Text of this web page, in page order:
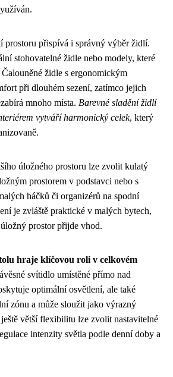
přispívá i správný výběr židlí.
stohovatelné židle nebo modely, které
židle s ergonomickým
při dlouhém sezení, zatímco jejich
mnoho místa. Barevné sladění židlí
vytváří harmonický celek, který
úložného prostoru lze zvolit kulatý
prostorem v podstavci nebo s
háčků či organizérů na spodní
je zvláště praktické v malých bytech,
prostor přijde vhod.
hraje klíčovou roli v celkovém
svítidlo umístěné přímo nad
optimální osvětlení, ale také
zónu a může sloužit jako výrazný
větší flexibilitu lze zvolit nastavitelné
intenzity světla podle denní doby a